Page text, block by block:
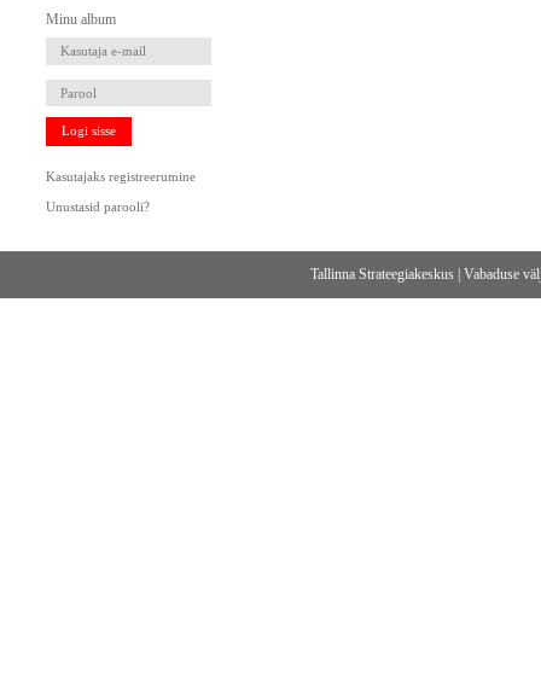
Minu album
Logi sisse
Kasutajaks registreerumine
Unustasid parooli?
Tallinna Strateegiakeskus |Vabaduse